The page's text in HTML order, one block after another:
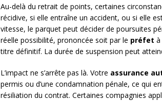
Au-delà du retrait de points, certaines
récidive, si elle entraîne un accident, ou si elle
vitesse, le parquet peut décider de poursuites
réelle possibilité, prononcée soit par le préfet
titre définitif. La durée de suspension peut
L’impact ne s’arrête pas là. Votre assurance
permis ou d’une condamnation pénale, ce qui
résiliation du contrat. Certaines compagnies